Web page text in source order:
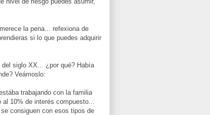
la pena... refexiona de
si lo que puedes adquirir
siglo XX... ¿por qué? Había
Veámoslo:
trabajando con la familia
10% de interés compuesto...
consiguen con esos tipos de